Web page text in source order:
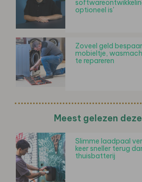
optioneel is'
Zoveel geld
mobieltje,
te repareren
Meest gelezen
Slimme laadpaal
keer sneller terug
thuisbatterij